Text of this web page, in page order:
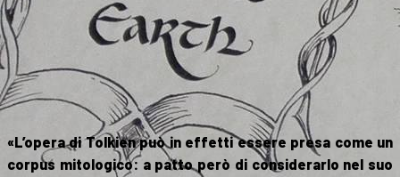
«L’opera di Tolkien può in effetti essere presa come un
corpus mitologico: a patto però di considerarlo nel suo